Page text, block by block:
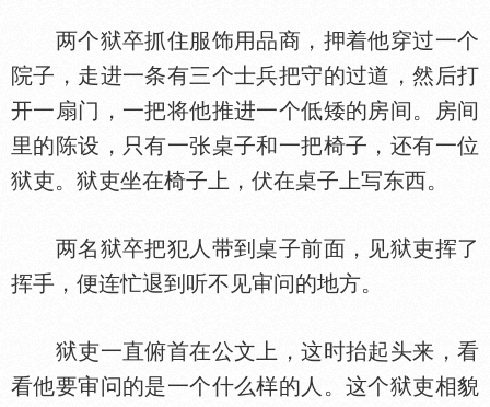
两个狱卒抓住服饰用品商，押着他穿过一个
院子，走进一条有三个士兵把守的过道，然后打
开一扇门，一把将他推进一个低矮的房间。房间
里的陈设，只有一张桌子和一把椅子，还有一位
狱吏。狱吏坐在椅子上，伏在桌子上写东西。
两名狱卒把犯人带到桌子前面，见狱吏挥了
挥手，便连忙退到听不见审问的地方。
狱吏一直俯首在公文上，这时抬起头来，看
看他要审问的是一个什么样的人。这个狱吏相貌